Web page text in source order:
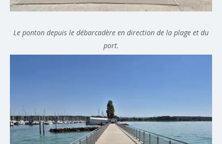
Le ponton depuis le débarcadère en direction de la plage et du
port.